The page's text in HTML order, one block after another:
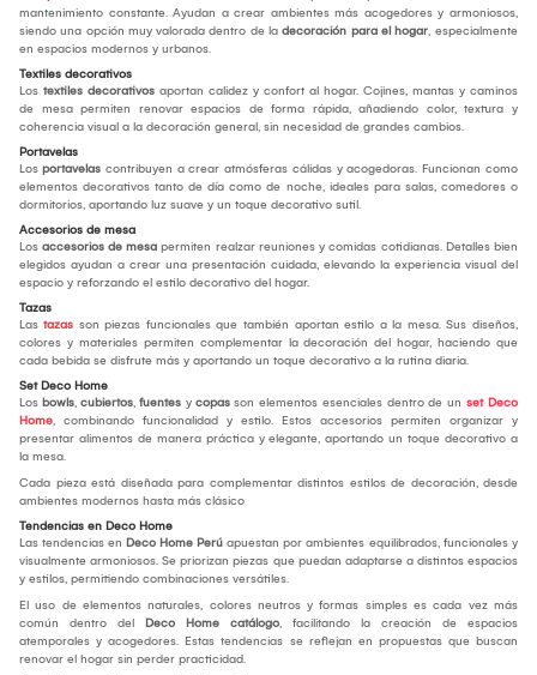
mantenimiento constante. Ayudan a crear ambientes más acogedores y armoniosos,
siendo una opción muy valorada dentro de la decoración para el hogar, especialmente
en espacios modernos y urbanos.
Textiles decorativos
Los textiles decorativos aportan calidez y confort al hogar. Cojines, mantas y caminos
de mesa permiten renovar espacios de forma rápida, añadiendo color, textura y
coherencia visual a la decoración general, sin necesidad de grandes cambios.
Portavelas
Los portavelas contribuyen a crear atmósferas cálidas y acogedoras. Funcionan como
elementos decorativos tanto de día como de noche, ideales para salas, comedores o
dormitorios, aportando luz suave y un toque decorativo sutil.
Accesorios de mesa
Los accesorios de mesa permiten realzar reuniones y comidas cotidianas. Detalles bien
elegidos ayudan a crear una presentación cuidada, elevando la experiencia visual del
espacio y reforzando el estilo decorativo del hogar.
Tazas
Las tazas son piezas funcionales que también aportan estilo a la mesa. Sus diseños,
colores y materiales permiten complementar la decoración del hogar, haciendo que
cada bebida se disfrute más y aportando un toque decorativo a la rutina diaria.
Set Deco Home
Los bowls, cubiertos, fuentes y copas son elementos esenciales dentro de un set Deco
Home, combinando funcionalidad y estilo. Estos accesorios permiten organizar y
presentar alimentos de manera práctica y elegante, aportando un toque decorativo a
la mesa.
Cada pieza está diseñada para complementar distintos estilos de decoración, desde
ambientes modernos hasta más clásico
Tendencias en Deco Home
Las tendencias en Deco Home Perú apuestan por ambientes equilibrados, funcionales y
visualmente armoniosos. Se priorizan piezas que puedan adaptarse a distintos espacios
y estilos, permitiendo combinaciones versátiles.
El uso de elementos naturales, colores neutros y formas simples es cada vez más
común dentro del Deco Home catálogo, facilitando la creación de espacios
atemporales y acogedores. Estas tendencias se reflejan en propuestas que buscan
renovar el hogar sin perder practicidad.